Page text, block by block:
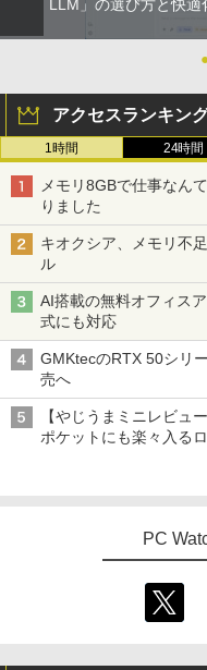
LLM」の選び方と快適
アクセスランキン
1時間 24時間
メモリ8GBで仕事なん
りました
キオクシア、メモリ不
ル
AI搭載の無料オフィス
式にも対応
GMKtecのRTX 50シリ
売へ
【やじうまミニレビュー
ポケットにも楽々入る
PC